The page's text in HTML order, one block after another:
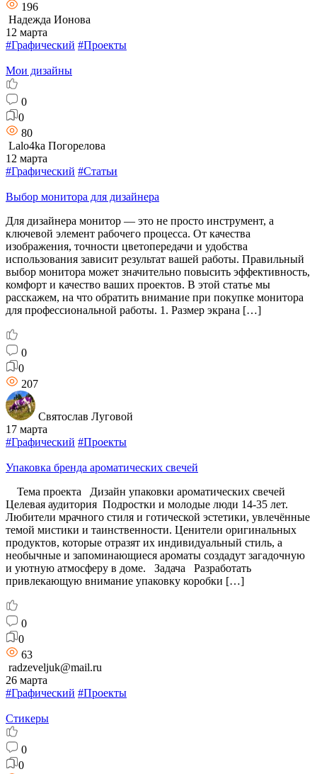
196
Надежда Ионова
12 марта
#Графический #Проекты
Мои дизайны
0
0
80
Lalo4ka Погорелова
12 марта
#Графический #Статьи
Выбор монитора для дизайнера
Для дизайнера монитор — это не просто инструмент, а
ключевой элемент рабочего процесса. От качества
изображения, точности цветопередачи и удобства
использования зависит результат вашей работы. Правильный
выбор монитора может значительно повысить эффективность,
комфорт и качество ваших проектов. В этой статье мы
расскажем, на что обратить внимание при покупке монитора
для профессиональной работы. 1. Размер экрана […]
0
0
207
Святослав Луговой
17 марта
#Графический #Проекты
Упаковка бренда ароматических свечей
Тема проекта Дизайн упаковки ароматических свечей
Целевая аудитория Подростки и молодые люди 14-35 лет.
Любители мрачного стиля и готической эстетики, увлечённые
темой мистики и таинственности. Ценители оригинальных
продуктов, которые отразят их индивидуальный стиль, а
необычные и запоминающиеся ароматы создадут загадочную
и уютную атмосферу в доме. Задача Разработать
привлекающую внимание упаковку коробки […]
0
0
63
radzeveljuk@mail.ru
26 марта
#Графический #Проекты
Стикеры
0
0